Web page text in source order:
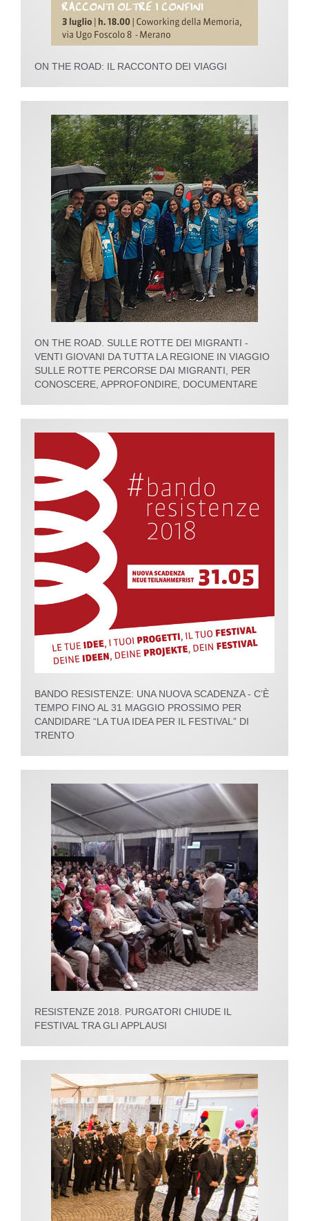
ON THE ROAD: IL RACCONTO DEI VIAGGI
ON THE ROAD. SULLE ROTTE DEI MIGRANTI -
VENTI GIOVANI DA TUTTA LA REGIONE IN VIAGGIO
SULLE ROTTE PERCORSE DAI MIGRANTI, PER
CONOSCERE, APPROFONDIRE, DOCUMENTARE
BANDO RESISTENZE: UNA NUOVA SCADENZA - C’È
TEMPO FINO AL 31 MAGGIO PROSSIMO PER
CANDIDARE “LA TUA IDEA PER IL FESTIVAL” DI
TRENTO
RESISTENZE 2018. PURGATORI CHIUDE IL
FESTIVAL TRA GLI APPLAUSI